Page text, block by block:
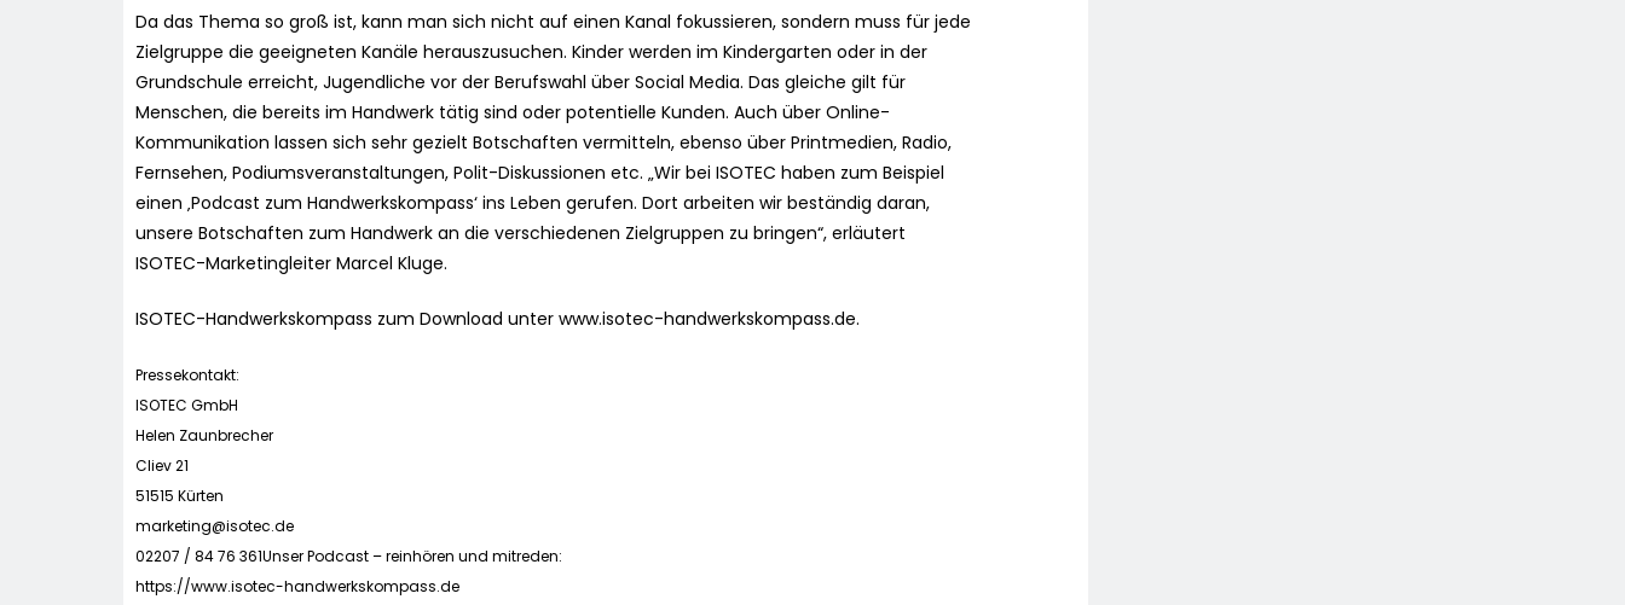
Da das Thema so groß ist, kann man sich nicht auf einen Kanal fokussieren, sondern muss für jede
Zielgruppe die geeigneten Kanäle herauszusuchen. Kinder werden im Kindergarten oder in der
Grundschule erreicht, Jugendliche vor der Berufswahl über Social Media. Das gleiche gilt für
Menschen, die bereits im Handwerk tätig sind oder potentielle Kunden. Auch über Online-
Kommunikation lassen sich sehr gezielt Botschaften vermitteln, ebenso über Printmedien, Radio,
Fernsehen, Podiumsveranstaltungen, Polit-Diskussionen etc. „Wir bei ISOTEC haben zum Beispiel
einen ‚Podcast zum Handwerkskompass‘ ins Leben gerufen. Dort arbeiten wir beständig daran,
unsere Botschaften zum Handwerk an die verschiedenen Zielgruppen zu bringen“, erläutert
ISOTEC-Marketingleiter Marcel Kluge.
ISOTEC-Handwerkskompass zum Download unter www.isotec-handwerkskompass.de.
Pressekontakt:
ISOTEC GmbH
Helen Zaunbrecher
Cliev 21
51515 Kürten
marketing@isotec.de
02207 / 84 76 361Unser Podcast – reinhören und mitreden:
https://www.isotec-handwerkskompass.de